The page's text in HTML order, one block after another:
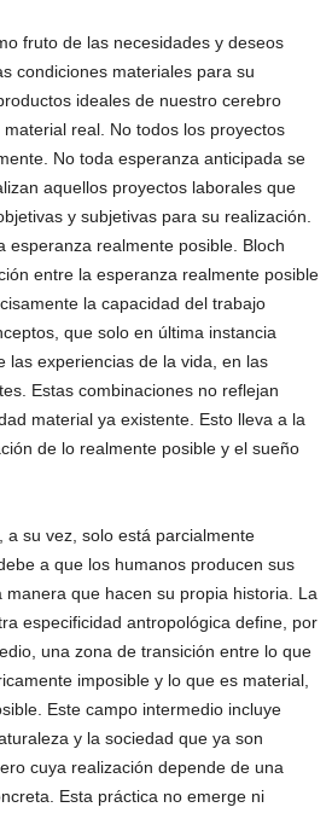
fruto de las necesidades y deseos
condiciones materiales para su
ideales de nuestro cerebro
real. No todos los proyectos
No toda esperanza anticipada se
aquellos proyectos laborales que
y subjetivas para su realización.
esperanza realmente posible. Bloch
entre la esperanza realmente posible
la capacidad del trabajo
que solo en última instancia
las experiencias de la vida, en las
Estas combinaciones no reflejan
material ya existente. Esto lleva a la
de lo realmente posible y el sueño
a su vez, solo está parcialmente
a que los humanos producen sus
manera que hacen su propia historia. La
especificidad antropológica define, por
una zona de transición entre lo que
imposible y lo que es material,
Este campo intermedio incluye
y la sociedad que ya son
cuya realización depende de una
Esta práctica no emerge ni